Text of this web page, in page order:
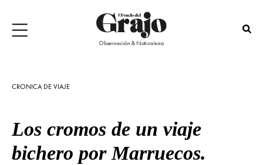
CRONICA DE VIAJE
Los cromos de un viaje
bichero por Marruecos.